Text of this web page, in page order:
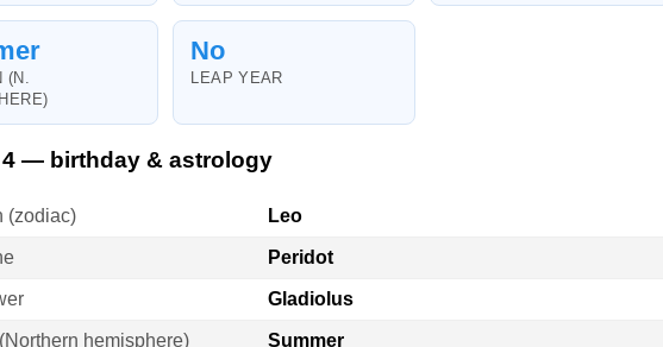
(N.
No
LEAP YEAR
— birthday & astrology
(zodiac) Leo
Peridot
Gladiolus
hemisphere) Summer